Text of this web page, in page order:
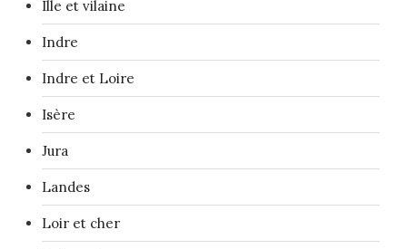
Ille et vilaine
Indre
Indre et Loire
Isère
Jura
Landes
Loir et cher